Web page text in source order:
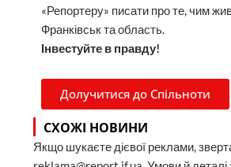
«Репортеру» писати про те, чим
Франківськ та область.
Інвестуйте в правду!
Долучитися до Спільноти
СХОЖІ НОВИНИ
Якщо шукаєте дієвої реклами,